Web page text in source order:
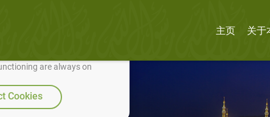
we can continually improve it.
are always on
Cookies
主页 关于